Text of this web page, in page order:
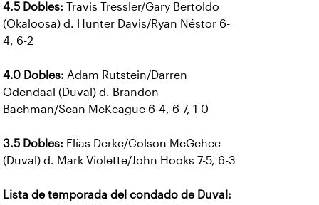
4.5 Dobles: Travis Tressler/Gary Bertoldo
(Okaloosa) d. Hunter Davis/Ryan Néstor 6-
4, 6-2
4.0 Dobles: Adam Rutstein/Darren
Odendaal (Duval) d. Brandon
Bachman/Sean McKeague 6-4, 6-7, 1-0
3.5 Dobles: Elías Derke/Colson McGehee
(Duval) d. Mark Violette/John Hooks 7-5, 6-3
Lista de temporada del condado de Duval: